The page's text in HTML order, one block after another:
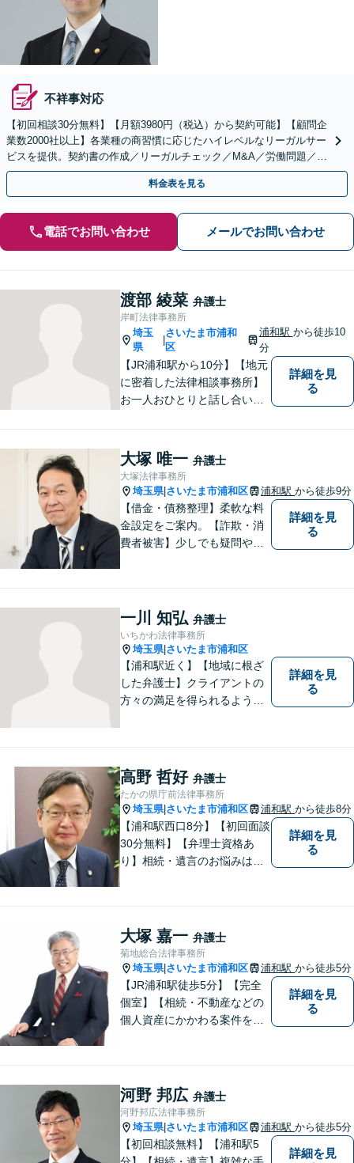
不祥事対応
【初回相談30分無料】【月額3980円（税込）から契約可能】【顧問企
業数2000社以上】各業種の商習慣に応じたハイレベルなリーガルサー
ビスを提供。契約書の作成／リーガルチェック／M&A／労働問題／知
的財産等、お任せください【他士業連携可能】
料金表を見る
電話でお問い合わせ メールでお問い合わせ
渡部 綾菜 弁護士
岸町法律事務所
埼玉
県
|
さいたま市浦和
区
浦和駅 から徒歩10
分
【JR浦和駅から10分】【地元
に密着した法律相談事務所】
お一人おひとりと話し合い、
行っております。お役に立て
ることがあれば、ぜひお手伝
いさせてください。【平日21
時まで対応可】
詳細を見
る
大塚 唯一 弁護士
大塚法律事務所
埼玉県| さいたま市浦和区 浦和駅 から徒歩9分
【借金・債務整理】柔軟な料
金設定をご案内。【詐欺・消
費者被害】少しでも疑問や不
【刑事事件】スピーディーな
接見を重視！少年事件は子ど
もたちの将来を見据えてサポ
ート。
詳細を見
る
一川 知弘 弁護士
いちかわ法律事務所
埼玉県| さいたま市浦和区
【浦和駅近く】【地域に根ざ
した弁護士】クライアントの
方々の満足を得られるよう最
題／企業法務など、幅広く対
応可能。【明確な料金体系】
法律トラブルでお悩みの方
は、どうぞお気軽にご相談く
ださい。
詳細を見
る
高野 哲好 弁護士
たかの県庁前法律事務所
埼玉県| さいたま市浦和区 浦和駅 から徒歩8分
【浦和駅西口8分】【初回面談
30分無料】【弁理士資格あ
り】相続・遺言のお悩みはお
善の解決を全力で目指しま
す。【夜間・土日相談可】
詳細を見
る
大塚 嘉一 弁護士
菊地総合法律事務所
埼玉県| さいたま市浦和区 浦和駅 から徒歩5分
【JR浦和駅徒歩5分】【完全
個室】【相続・不動産などの
個人資産にかかわる案件を多
お気軽にご相談ください。
詳細を見
る
河野 邦広 弁護士
河野邦広法律事務所
埼玉県| さいたま市浦和区 浦和駅 から徒歩5分
【初回相談無料】【浦和駅5
詳細を見